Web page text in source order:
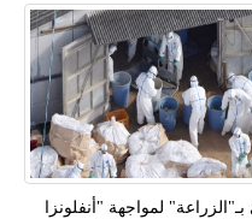
لمواجهة "أنفلونزا